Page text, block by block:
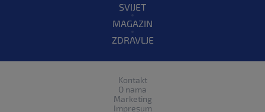
SVIJET
MAGAZIN
ZDRAVLJE
Kontakt
O nama
Marketing
Impresum